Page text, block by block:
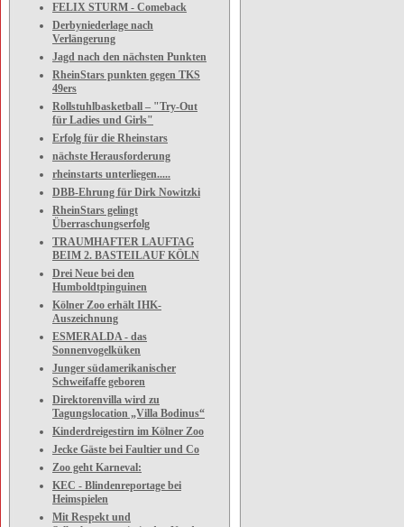
FELIX STURM - Comeback
Derbyniederlage nach
Verlängerung
Jagd nach den nächsten Punkten
RheinStars punkten gegen TKS
49ers
Rollstuhlbasketball – "Try-Out
für Ladies und Girls"
Erfolg für die Rheinstars
nächste Herausforderung
rheinstarts unterliegen.....
DBB-Ehrung für Dirk Nowitzki
RheinStars gelingt
Überraschungserfolg
TRAUMHAFTER LAUFTAG
BEIM 2. BASTEILAUF KÖLN
Drei Neue bei den
Humboldtpinguinen
Kölner Zoo erhält IHK-
Auszeichnung
ESMERALDA - das
Sonnenvogelküken
Junger südamerikanischer
Schweifaffe geboren
Direktorenvilla wird zu
Tagungslocation „Villa Bodinus“
Kinderdreigestirn im Kölner Zoo
Jecke Gäste bei Faultier und Co
Zoo geht Karneval:
KEC - Blindenreportage bei
Heimspielen
Mit Respekt und